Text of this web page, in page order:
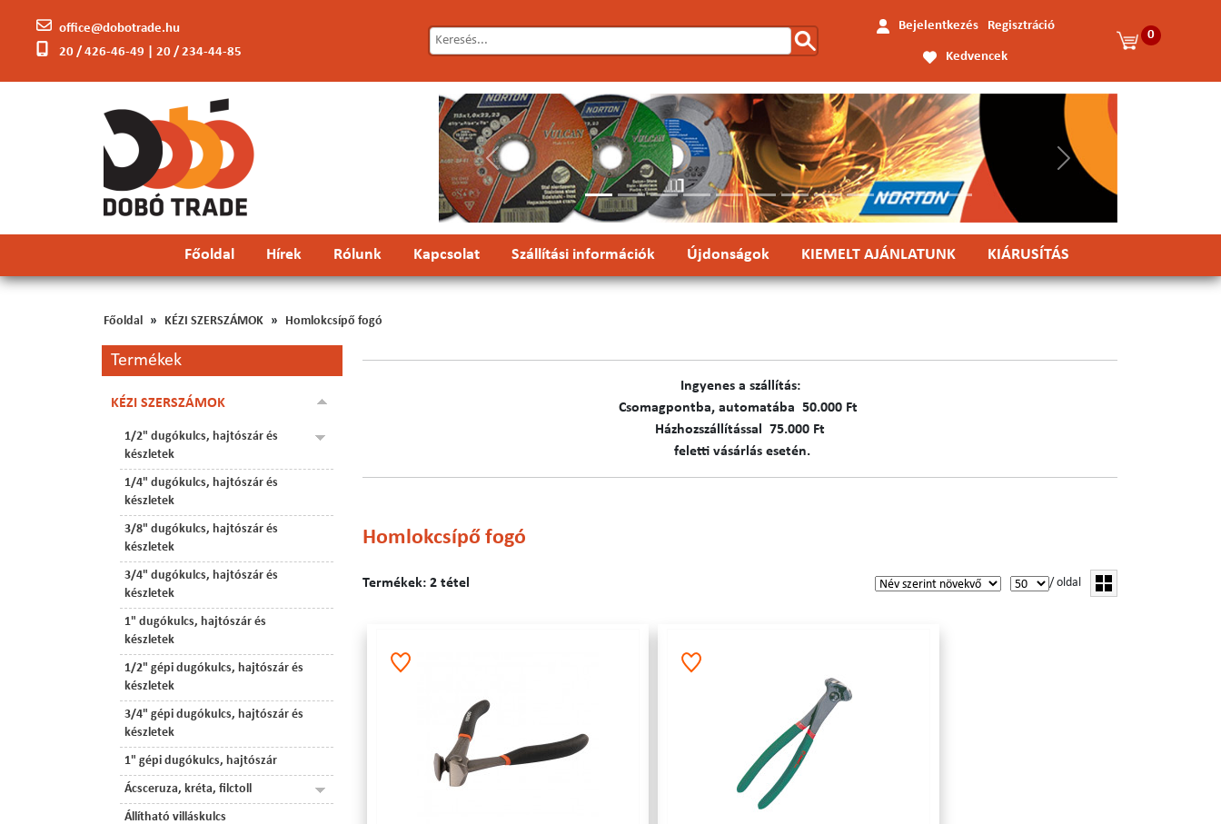
office@dobotrade.hu
20 / 426-46-49 | 20 / 234-44-85
Bejelentkezés Regisztráció
Kedvencek
0
Előző Következő
Főoldal Hírek Rólunk Kapcsolat Szállítási információk Újdonságok KIEMELT AJÁNLATUNK KIÁRUSÍTÁS
Főoldal KÉZI SZERSZÁMOK Homlokcsípő fogó
Termékek
KÉZI SZERSZÁMOK
1/2" dugókulcs, hajtószár és
készletek
1/4" dugókulcs, hajtószár és
készletek
3/8" dugókulcs, hajtószár és
készletek
3/4" dugókulcs, hajtószár és
készletek
1" dugókulcs, hajtószár és
készletek
1/2" gépi dugókulcs, hajtószár és
készletek
3/4" gépi dugókulcs, hajtószár és
készletek
1" gépi dugókulcs, hajtószár
Ácsceruza, kréta, filctoll
Állítható villáskulcs
Ingyenes a szállítás:
C​​​somagpontba, automatába 50.000 Ft
Házhozszállítással 75.000 Ft
feletti vásárlás esetén.
Homlokcsípő fogó
Termékek: 2 tétel / oldal